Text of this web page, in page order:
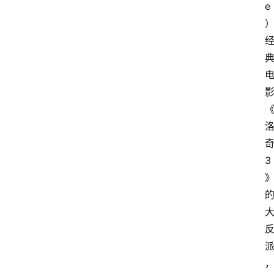
e
）
经
典
电
影
《
洛
奇
3
》
的
大
反
派
，